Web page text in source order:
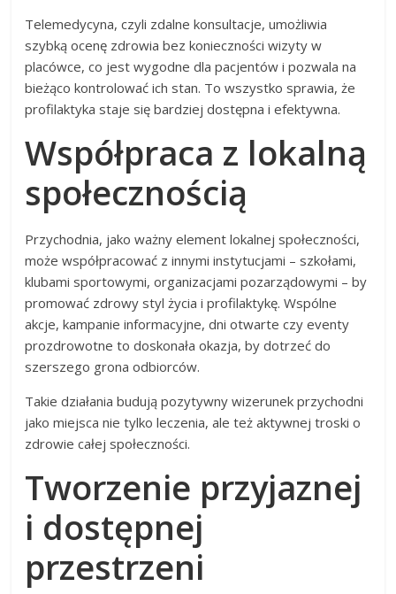
Telemedycyna, czyli zdalne konsultacje, umożliwia
szybką ocenę zdrowia bez konieczności wizyty w
placówce, co jest wygodne dla pacjentów i pozwala na
bieżąco kontrolować ich stan. To wszystko sprawia, że
profilaktyka staje się bardziej dostępna i efektywna.
Współpraca z lokalną
społecznością
Przychodnia, jako ważny element lokalnej społeczności,
może współpracować z innymi instytucjami – szkołami,
klubami sportowymi, organizacjami pozarządowymi – by
promować zdrowy styl życia i profilaktykę. Wspólne
akcje, kampanie informacyjne, dni otwarte czy eventy
prozdrowotne to doskonała okazja, by dotrzeć do
szerszego grona odbiorców.
Takie działania budują pozytywny wizerunek przychodni
jako miejsca nie tylko leczenia, ale też aktywnej troski o
zdrowie całej społeczności.
Tworzenie przyjaznej
i dostępnej
przestrzeni